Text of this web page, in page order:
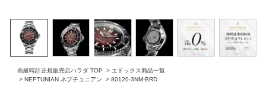
高級時計正規販売店ハラダ TOP > エドックス商品一覧
> NEPTUNIAN ネプチュニアン > 80120-3NM-BRD